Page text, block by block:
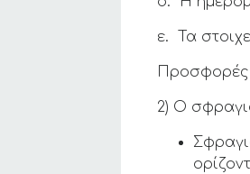
ε. Τα
Προσφορές
2) Ο